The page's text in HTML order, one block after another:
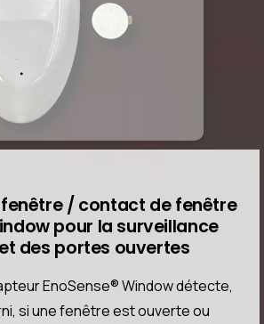
/ contact de fenêtre
pour la surveillance
des portes ouvertes
EnoSense® Window détecte,
si une fenêtre est ouverte ou